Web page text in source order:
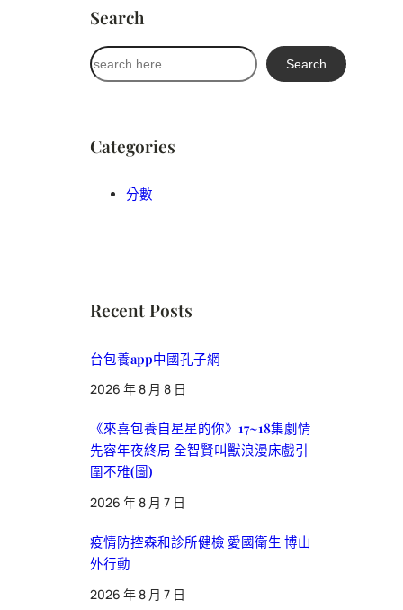
Search
搜
尋
Search
Categories
分數
Recent Posts
台包養app中國孔子網
2026 年 8 月 8 日
《來喜包養自星星的你》17~18集劇情
先容年夜終局 全智賢叫獸浪漫床戲引
圍不雅(圖)
2026 年 8 月 7 日
疫情防控森和診所健檢 愛國衛生 博山
外行動
2026 年 8 月 7 日